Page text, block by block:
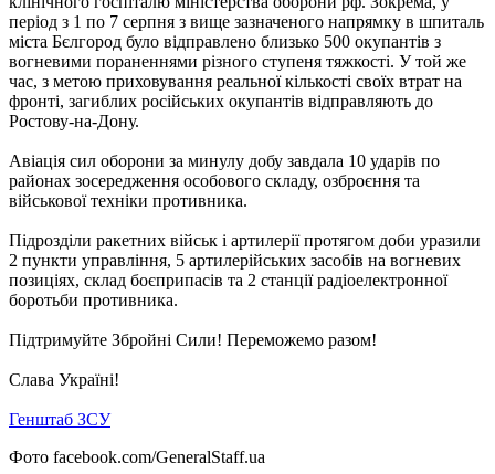
період з 1 по 7 серпня з вище зазначеного напрямку в шпиталь
міста Бєлгород було відправлено близько 500 окупантів з
вогневими пораненнями різного ступеня тяжкості. У той же
час, з метою приховування реальної кількості своїх втрат на
фронті, загиблих російських окупантів відправляють до
Ростову-на-Дону.
Авіація сил оборони за минулу добу завдала 10 ударів по
районах зосередження особового складу, озброєння та
військової техніки противника.
Підрозділи ракетних військ і артилерії протягом доби уразили
2 пункти управління, 5 артилерійських засобів на вогневих
позиціях, склад боєприпасів та 2 станції радіоелектронної
боротьби противника.
Підтримуйте Збройні Сили! Переможемо разом!
Слава Україні!
Генштаб ЗСУ
Фото facebook.com/GeneralStaff.ua